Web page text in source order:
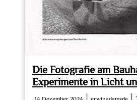
Die Fotografie am
Experimente in Licht